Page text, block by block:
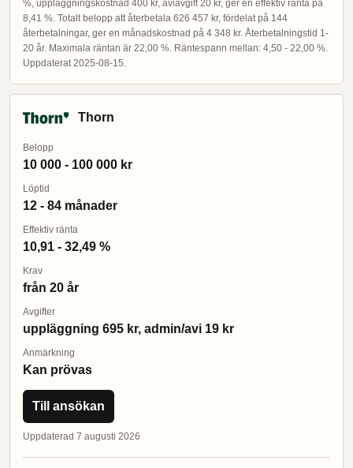
%, uppläggningskostnad 400 kr, aviavgift 20 kr, ger en effektiv ränta på
8,41 %. Totalt belopp att återbetala 626 457 kr, fördelat på 144
återbetalningar, ger en månadskostnad på 4 348 kr. Återbetalningstid 1-
20 år. Maximala räntan är 22,00 %. Räntespann mellan: 4,50 - 22,00 %.
Uppdaterat 2025-08-15.
Thorn
Belopp
10 000 - 100 000 kr
Löptid
12 - 84 månader
Effektiv ränta
10,91 - 32,49 %
Krav
från 20 år
Avgifter
uppläggning 695 kr, admin/avi 19 kr
Anmärkning
Kan prövas
Till ansökan
Uppdaterad 7 augusti 2026